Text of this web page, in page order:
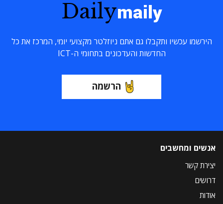
Dailymaily
הירשמו עכשיו ותקבלו גם אתם ניוזלטר מקצועי יומי, המרכז את כל
החדשות והעדכונים בתחומי ה-ICT
הרשמה
אנשים ומחשבים
יצירת קשר
דרושים
אודות